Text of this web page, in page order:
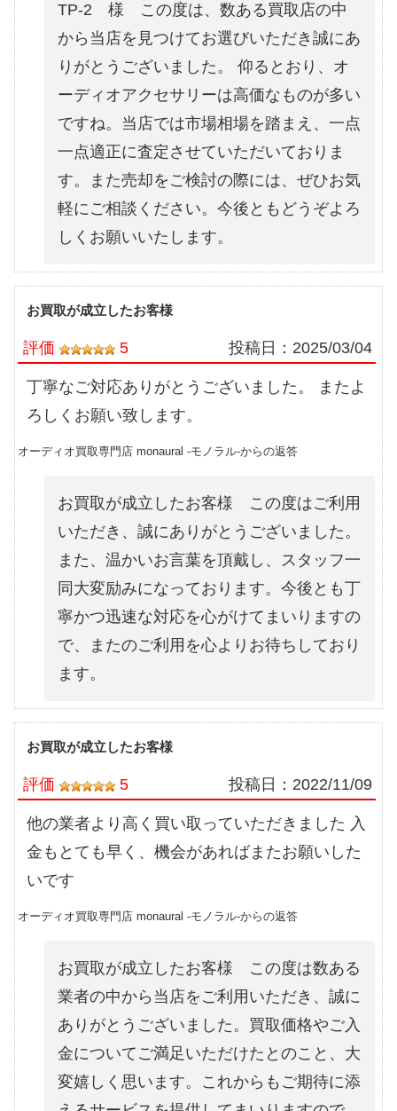
TP-2 様 この度は、数ある買取店の中
から当店を見つけてお選びいただき誠にあ
りがとうございました。 仰るとおり、オ
ーディオアクセサリーは高価なものが多い
ですね。当店では市場相場を踏まえ、一点
一点適正に査定させていただいておりま
す。また売却をご検討の際には、ぜひお気
軽にご相談ください。今後ともどうぞよろ
しくお願いいたします。
お買取が成立したお客様
評価 5 投稿日： 2025/03/04
丁寧なご対応ありがとうございました。 またよ
ろしくお願い致します。
オーディオ買取専門店 monaural -モノラル-からの返答
お買取が成立したお客様 この度はご利用
いただき、誠にありがとうございました。
また、温かいお言葉を頂戴し、スタッフ一
同大変励みになっております。今後とも丁
寧かつ迅速な対応を心がけてまいりますの
で、またのご利用を心よりお待ちしており
ます。
お買取が成立したお客様
評価 5 投稿日： 2022/11/09
他の業者より高く買い取っていただきました 入
金もとても早く、機会があればまたお願いした
いです
オーディオ買取専門店 monaural -モノラル-からの返答
お買取が成立したお客様 この度は数ある
業者の中から当店をご利用いただき、誠に
ありがとうございました。買取価格やご入
金についてご満足いただけたとのこと、大
変嬉しく思います。これからもご期待に添